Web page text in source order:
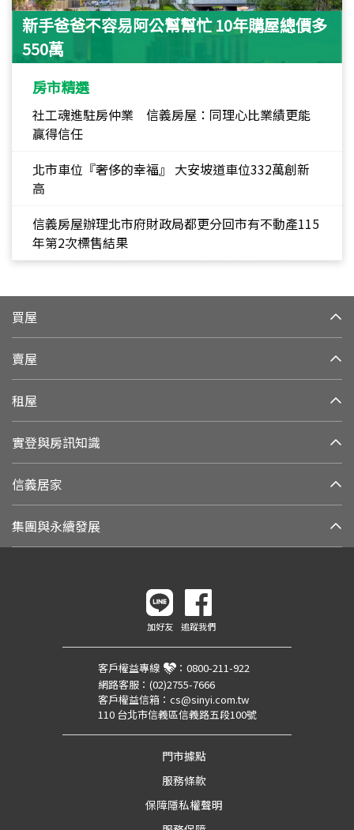
新手爸爸不容易阿公幫幫忙 10年購屋總價多
550萬
房市精選
社工魂進駐房仲業 信義房屋：同理心比業績更能
贏得信任
北市車位『奢侈的幸福』 大安坡道車位332萬創新
高
信義房屋辦理北市府財政局都更分回市有不動產115
年第2次標售結果
買屋
賣屋
租屋
實登與房訊知識
信義居家
集團與永續發展
加好友 追蹤我們
客戶權益專線 ： 0800-211-922
網路客服： (02)2755-7666
客戶權益信箱： cs@sinyi.com.tw
110 台北市信義區信義路五段100號
門市據點
服務條款
保障隱私權聲明